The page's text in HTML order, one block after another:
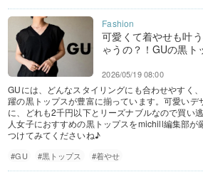
可愛くて着やせも叶
ゃうの？！GUの黒ト
2026/05/19 08:00
GUには、どんなスタイリングにも合わせやすく
躍の黒トップスが豊富に揃っています。可愛いデ
に、どれも2千円以下とリーズナブルなので買い
人女子におすすめの黒トップスをmichill編集部が
つけてみてくださいね♪
#GU #黒トップス #着やせ